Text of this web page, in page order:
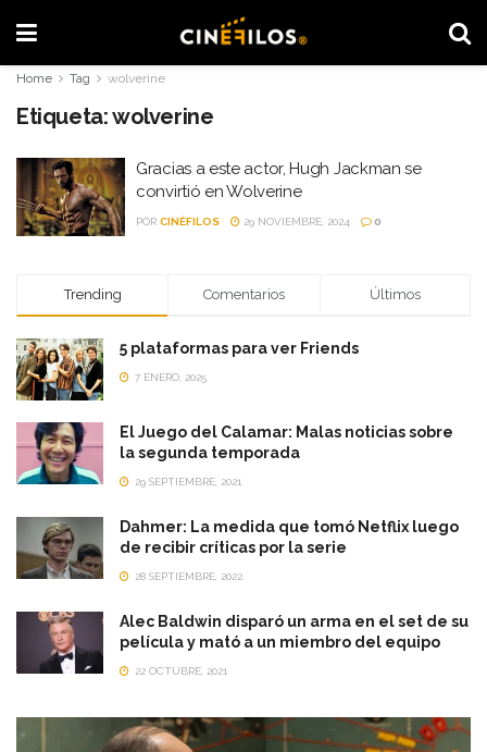
Home Tag wolverine
Etiqueta:wolverine
Gracias a este actor, Hugh Jackman se
convirtió en Wolverine
POR CINÉFILOS 29 NOVIEMBRE, 2024 0
Trending Comentarios Últimos
5 plataformas para ver Friends
7 ENERO, 2025
El Juego del Calamar: Malas noticias sobre
la segunda temporada
29 SEPTIEMBRE, 2021
Dahmer: La medida que tomó Netflix luego
de recibir críticas por la serie
28 SEPTIEMBRE, 2022
Alec Baldwin disparó un arma en el set de su
película y mató a un miembro del equipo
22 OCTUBRE, 2021